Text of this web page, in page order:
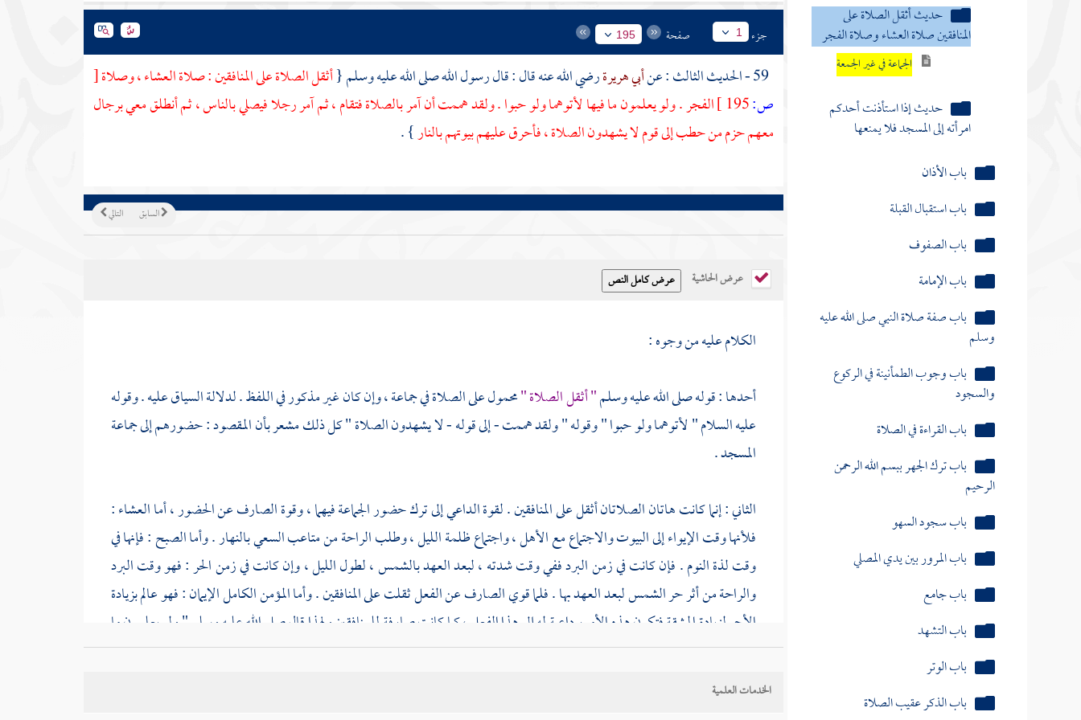
حديث أثقل الصلاة على
المنافقين صلاة العشاء وصلاة الفجر
الجماعة في غير الجمعة
حديث إذا استأذنت أحدكم
امرأته إلى المسجد فلا يمنعها
باب الأذان
باب استقبال القبلة
باب الصفوف
باب الإمامة
باب صفة صلاة النبي صلى الله عليه
وسلم
باب وجوب الطمأنينة في الركوع
والسجود
باب القراءة في الصلاة
باب ترك الجهر ببسم الله الرحمن
الرحيم
باب سجود السهو
باب المرور بين يدي المصلي
باب جامع
باب التشهد
باب الوتر
باب الذكر عقيب الصلاة
جزء 1 صفحة 195
أبي هريرةرضي الله عنه قال : قال رسول الله صلى الله عليه وسلم {أثقل الصلاة على المنافقين : صلاة العشاء ، وصلاة[
ص:
الفجر . ولو يعلمون ما فيها لأتوهما ولو حبوا . ولقد هممت أن آمر بالصلاة فتقام ، ثم آمر رجلا فيصلي بالناس ، ثم أنطلق معي برجال
معهم حزم من حطب إلى قوم لا يشهدون الصلاة ، فأحرق عليهم بيوتهم بالنار} .
التالي السابق
عرض الحاشية
الكلام عليه من وجوه :
أحدها : قوله صلى الله عليه وسلم" أثقل الصلاة "محمول على الصلاة في جماعة ، وإن كان غير مذكور في اللفظ . لدلالة السياق عليه . وقوله
عليه السلام " لأتوهما ولو حبوا " وقوله " ولقد هممت - إلى قوله - لا يشهدون الصلاة " كل ذلك مشعر بأن المقصود : حضورهم إلى جماعة
المسجد .
الثاني : إنما كانت هاتان الصلاتان أثقل على المنافقين . لقوة الداعي إلى ترك حضور الجماعة فيهما ، وقوة الصارف عن الحضور ، أما العشاء :
فلأنها وقت الإيواء إلى البيوت والاجتماع مع الأهل ، واجتماع ظلمة الليل ، وطلب الراحة من متاعب السعي بالنهار . وأما الصبح : فإنها في
وقت لذة النوم . فإن كانت في زمن البرد ففي وقت شدته ، لبعد العهد بالشمس ، لطول الليل ، وإن كانت في زمن الحر : فهو وقت البرد
والراحة من أثر حر الشمس لبعد العهد بها . فلما قوي الصارف عن الفعل ثقلت على المنافقين . وأما المؤمن الكامل الإيمان : فهو عالم بزيادة
الأجر لزيادة المشقة فتكون هذه الأمور داعية له إلى هذا الفعل ، كما كانت صارفة للمنافقين ولهذا قال صلى الله عليه وسلم " ولو يعلمون ما
فيهما " أي من الأجر والثواب " لأتوهما ولو حبوا " وهذا كما قلنا : إن هذه المشقات تكون داعية للمؤمن إلى الفعل
الخدمات العلمية